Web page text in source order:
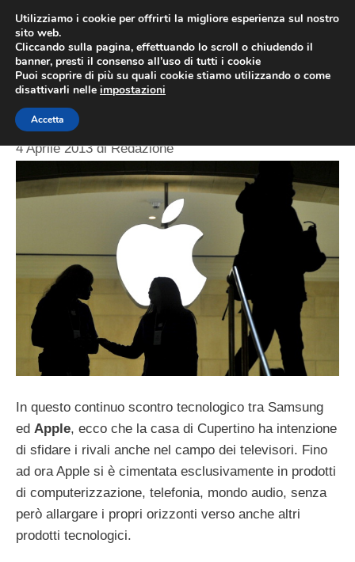
contenuto
Apple lancia iTV
4 Aprile 2013 diRedazione
In questo continuo scontro tecnologico tra Samsung
ed Apple, ecco che la casa di Cupertino ha intenzione
di sfidare i rivali anche nel campo dei televisori. Fino
ad ora Apple si è cimentata esclusivamente in prodotti
di computerizzazione, telefonia, mondo audio, senza
però allargare i propri orizzonti verso anche altri
prodotti tecnologici.
Utilizziamo i cookie per offrirti la migliore esperienza sul nostro
sito web.
Cliccando sulla pagina, effettuando lo scroll o chiudendo il
banner, presti il consenso all’uso di tutti i cookie
Puoi scoprire di più su quali cookie stiamo utilizzando o come
disattivarli nelle impostazioni
Accetta